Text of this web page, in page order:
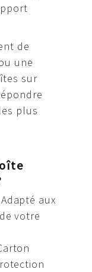
de
une
sur
plus
aux
votre